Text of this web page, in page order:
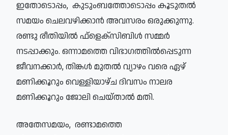
ഇതോടൊപ്പം, കുടുംബത്തോടൊപ്പം കൂടുതല്‍
സമയം ചെലവഴിക്കാന്‍ അവസരം ഒരുക്കുന്നു.
രണ്ടു രീതിയില്‍ ഫ്‌ളെക്‌സിബിള്‍ സമ്മര്‍
നടപ്പാക്കും. ഒന്നാമത്തെ വിഭാഗത്തില്‍പ്പെടുന്ന
ജീവനക്കാര്‍, തിങ്കള്‍ മുതല്‍ വ്യാഴം വരെ ഏഴ്
മണിക്കൂറും വെള്ളിയാഴ്ച ദിവസം നാലര
മണിക്കൂറും ജോലി ചെയ്താല്‍ മതി.
അതേസമയം, രണ്ടാമത്തെ